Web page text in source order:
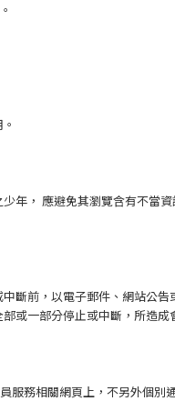
年， 應避免其瀏覽含有不當
斷前，以電子郵件、網站公告
一部分停止或中斷，所造
服務相關網頁上，不另外個別